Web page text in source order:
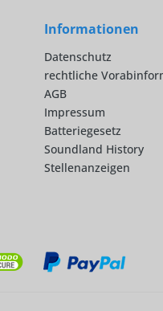
Informationen
Datenschutz
rechtliche
AGB
Impressum
Batteriegesetz
Soundland History
Stellenanzeigen